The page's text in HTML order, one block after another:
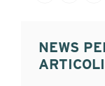
NEWS
ARTICOLI